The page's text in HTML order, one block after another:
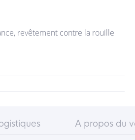
revêtement contre la rouille
A propos du